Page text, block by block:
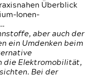
Überblick
Ionen-
aber auch der
ein Umdenken beim
die Elektromobilität,
Bei der